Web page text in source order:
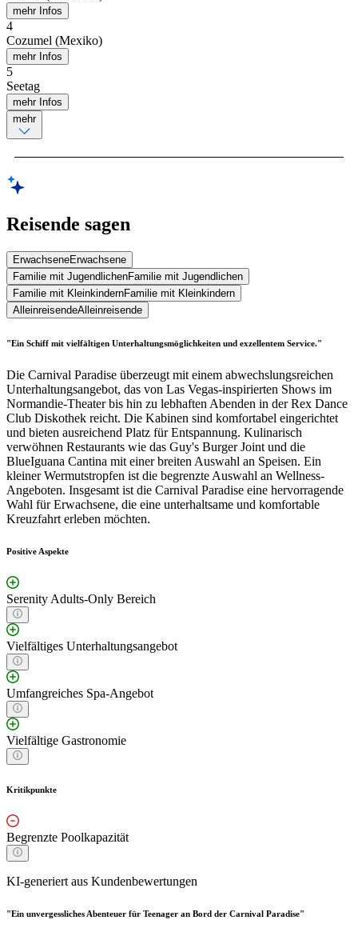
mehr Infos
4
Cozumel (Mexiko)
mehr Infos
5
Seetag
mehr Infos
mehr
Reisende sagen
ErwachseneErwachsene
Familie mit JugendlichenFamilie mit Jugendlichen
Familie mit KleinkindernFamilie mit Kleinkindern
AlleinreisendeAlleinreisende
"Ein Schiff mit vielfältigen Unterhaltungsmöglichkeiten und exzellentem Service."
Die Carnival Paradise überzeugt mit einem abwechslungsreichen
Unterhaltungsangebot, das von Las Vegas-inspirierten Shows im
Normandie-Theater bis hin zu lebhaften Abenden in der Rex Dance
Club Diskothek reicht. Die Kabinen sind komfortabel eingerichtet
und bieten ausreichend Platz für Entspannung. Kulinarisch
verwöhnen Restaurants wie das Guy's Burger Joint und die
BlueIguana Cantina mit einer breiten Auswahl an Speisen. Ein
kleiner Wermutstropfen ist die begrenzte Auswahl an Wellness-
Angeboten. Insgesamt ist die Carnival Paradise eine hervorragende
Wahl für Erwachsene, die eine unterhaltsame und komfortable
Kreuzfahrt erleben möchten.
Positive Aspekte
Serenity Adults-Only Bereich
Vielfältiges Unterhaltungsangebot
Umfangreiches Spa-Angebot
Vielfältige Gastronomie
Kritikpunkte
Begrenzte Poolkapazität
KI-generiert aus Kundenbewertungen
"Ein unvergessliches Abenteuer für Teenager an Bord der Carnival Paradise"